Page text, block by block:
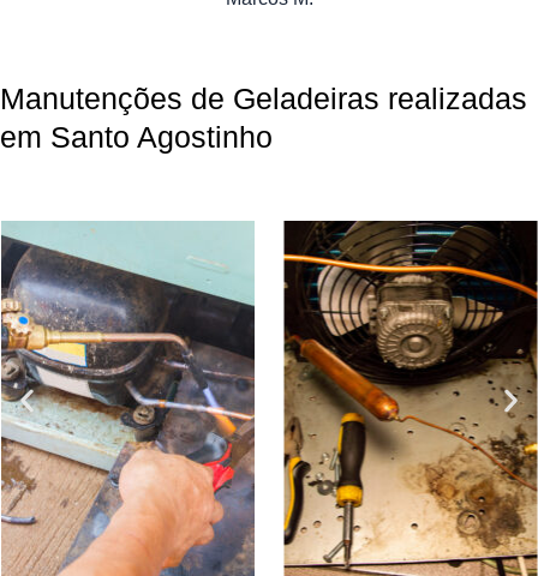
Manutenções de Geladeiras realizadas
em Santo Agostinho​